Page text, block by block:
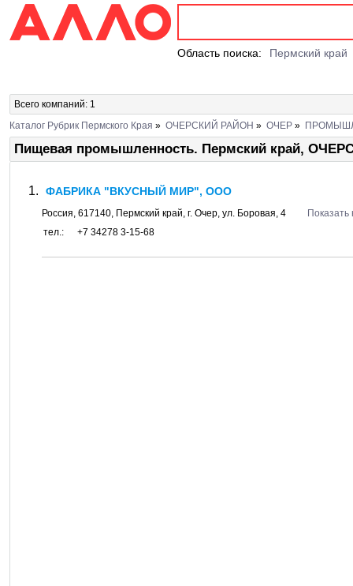
Область поиска: Пермский край
Всего компаний: 1
Каталог Рубрик Пермского Края » ОЧЕРСКИЙ РАЙОН » ОЧЕР »
Пищевая промышленность. Пермский край,
ФАБРИКА "ВКУСНЫЙ МИР", ООО
Россия, 617140, Пермский край, г. Очер, ул. Боровая, 4
Показать
тел.:
+7 34278 3-15-68